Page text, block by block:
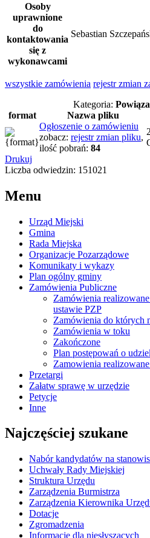
Osoby
uprawnione
do
kontaktowania
się z
wykonawcami
Sebastian
wszystkie zamówienia rejestr zmian
Kategoria:
format
Nazwa pliku
Ogłoszenie o zamówieniu
zobacz: rejestr zmian pliku,
ilość pobrań: 84
Drukuj
Liczba odwiedzin: 151021
Menu
Urząd Miejski
Gmina
Rada Miejska
Organizacje Pozarządowe
Komunikaty i wykazy
Plan ogólny gminy
Zamówienia Publiczne
Zamówienia
ustawie PZP
Zamówienia do których
Zamówienia w toku
Zakończone
Plan postępowań o
Zamowienia
Przetargi
Załatw sprawę w urzędzie
Petycje
Inne
Najczęściej szukane
Nabór kandydatów na
Uchwały Rady Miejskiej
Struktura Urzędu
Zarządzenia Burmistrza
Zarządzenia Kierownika
Dotacje
Zgromadzenia
Informacje dla niesłyszących